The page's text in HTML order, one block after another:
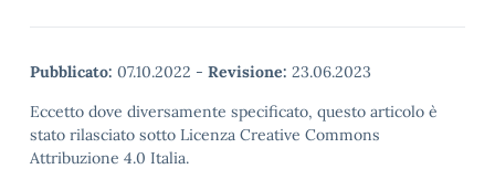
Pubblicato: 07.10.2022 - Revisione: 23.06.2023
Eccetto dove diversamente specificato, questo articolo è
stato rilasciato sotto Licenza Creative Commons
Attribuzione 4.0 Italia.